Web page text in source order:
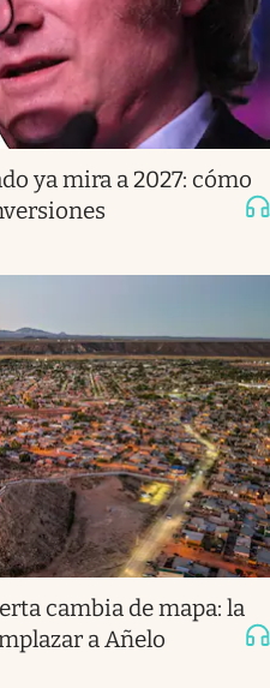
ya mira a 2027: cómo
cambia de mapa: la
a Añelo